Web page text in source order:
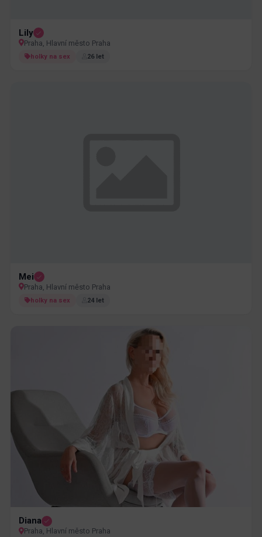
Lily
Praha, Hlavní město Praha
holky na sex 26 let
Mei
Praha, Hlavní město Praha
holky na sex 24 let
Diana
Praha, Hlavní město Praha